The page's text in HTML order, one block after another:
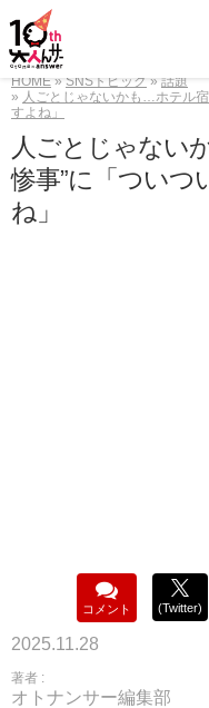
HOME SNSトピック
話題
人ごとじゃないかも…ホテル
すよね」
人ごとじゃない
惨事”に「ついつ
ね」
コメント (Twitter)
2025.11.28
著者 :
オトナンサー編集部